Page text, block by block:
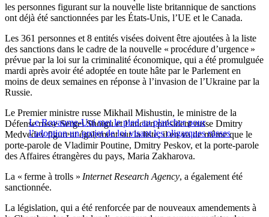
les personnes figurant sur la nouvelle liste britannique de sanctions
ont déjà été sanctionnées par les États-Unis, l’UE et le Canada.
Les 361 personnes et 8 entités visées doivent être ajoutées à la liste
des sanctions dans le cadre de la nouvelle « procédure d’urgence »
prévue par la loi sur la criminalité économique, qui a été promulguée
mardi après avoir été adoptée en toute hâte par le Parlement en
moins de deux semaines en réponse à l’invasion de l’Ukraine par la
Russie.
Le Royaume-Uni met le pied au plancher pour
l’adoption un projet de loi visant les oligarques russes
Le Premier ministre russe Mikhail Mishustin, le ministre de la
Défense russe Sergei Shoigu et l’ancien président russe Dmitry
Medvedev figurent également sur la liste, il en va de même que le
porte-parole de Vladimir Poutine, Dmitry Peskov, et la porte-parole
des Affaires étrangères du pays, Maria Zakharova.
La « ferme à trolls » Internet Research Agency, a également été
sanctionnée.
La législation, qui a été renforcée par de nouveaux amendements à